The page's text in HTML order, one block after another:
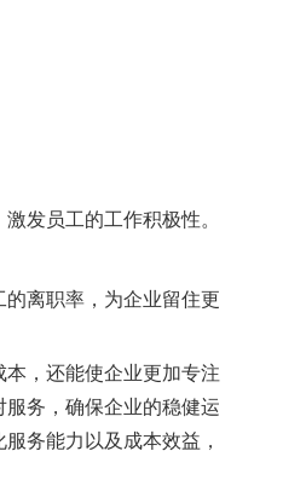
发员工的工作积极性。
离职率，为企业留住更
，还能使企业更加专注
务，确保企业的稳健运
务能力以及成本效益，